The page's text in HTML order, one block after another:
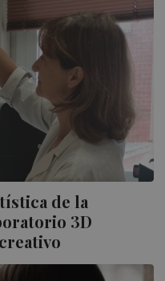
de la
3D